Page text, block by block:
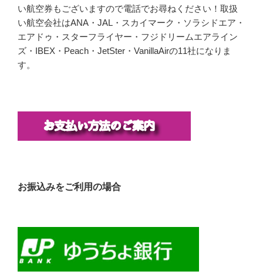
い航空券もございますので電話でお尋ねください！取扱
い航空会社はANA・JAL・スカイマーク・ソラシドエア・
エアドゥ・スターフライヤー・フジドリームエアライン
ズ・IBEX・Peach・JetSter・VanillaAirの11社になりま
す。
お振込みをご利用の場合